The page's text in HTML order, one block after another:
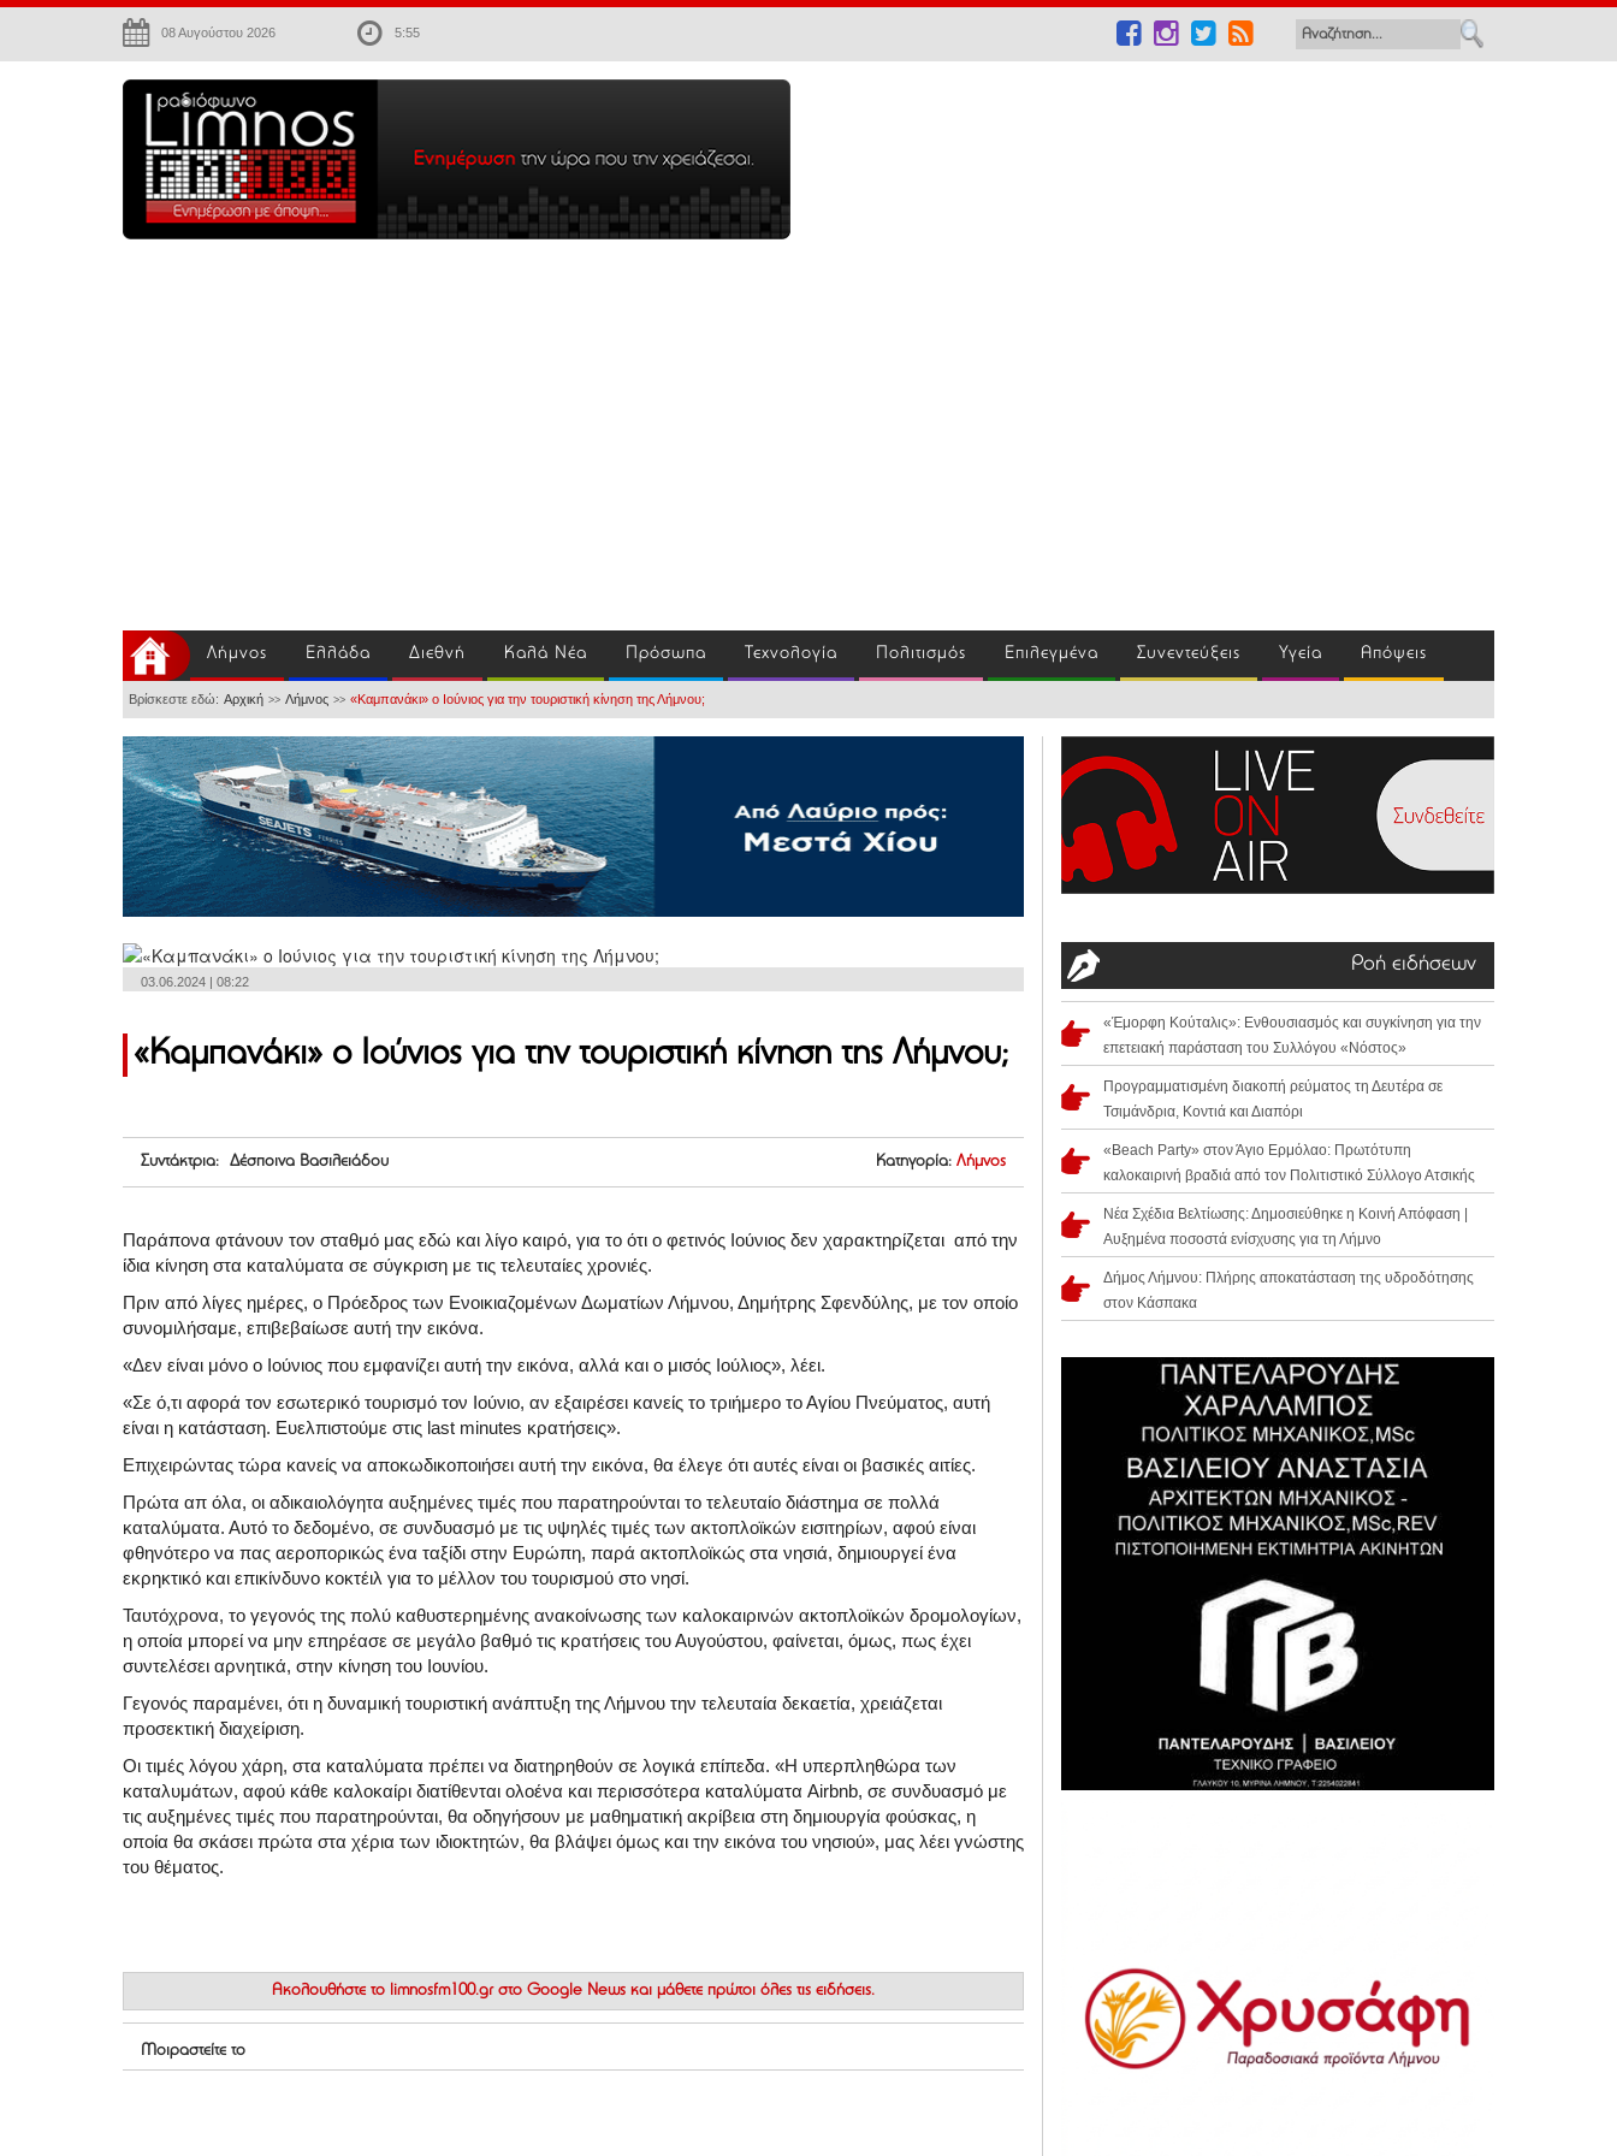
08 Αυγούστου 2026 5:55
Λήμνος Ελλάδα Διεθνή Καλά Νέα Πρόσωπα Τεχνολογία Πολιτισμός Επιλεγμένα Συνεντεύξεις Υγεία Απόψεις
Βρίσκεστε εδώ: Αρχική >> Λήμνος >> «Καμπανάκι» ο Ιούνιος για την τουριστική κίνηση της Λήμνου;
03.06.2024 | 08:22
«Καμπανάκι» ο Ιούνιος για την τουριστική κίνηση της Λήμνου;
Συντάκτρια: Δέσποινα Βασιλειάδου Κατηγορία: Λήμνος
Παράπονα φτάνουν τον σταθμό μας εδώ και λίγο καιρό, για το ότι ο φετινός Ιούνιος δεν χαρακτηρίζεται από την
ίδια κίνηση στα καταλύματα σε σύγκριση με τις τελευταίες χρονιές.
Πριν από λίγες ημέρες, ο Πρόεδρος των Ενοικιαζομένων Δωματίων Λήμνου, Δημήτρης Σφενδύλης, με τον οποίο
συνομιλήσαμε, επιβεβαίωσε αυτή την εικόνα.
«Δεν είναι μόνο ο Ιούνιος που εμφανίζει αυτή την εικόνα, αλλά και ο μισός Ιούλιος», λέει.
«Σε ό,τι αφορά τον εσωτερικό τουρισμό τον Ιούνιο, αν εξαιρέσει κανείς το τριήμερο το Αγίου Πνεύματος, αυτή
είναι η κατάσταση. Ευελπιστούμε στις last minutes κρατήσεις».
Επιχειρώντας τώρα κανείς να αποκωδικοποιήσει αυτή την εικόνα, θα έλεγε ότι αυτές είναι οι βασικές αιτίες.
Πρώτα απ όλα, οι αδικαιολόγητα αυξημένες τιμές που παρατηρούνται το τελευταίο διάστημα σε πολλά
καταλύματα. Αυτό το δεδομένο, σε συνδυασμό με τις υψηλές τιμές των ακτοπλοϊκών εισιτηρίων, αφού είναι
φθηνότερο να πας αεροπορικώς ένα ταξίδι στην Ευρώπη, παρά ακτοπλοϊκώς στα νησιά, δημιουργεί ένα
εκρηκτικό και επικίνδυνο κοκτέιλ για το μέλλον του τουρισμού στο νησί.
Ταυτόχρονα, το γεγονός της πολύ καθυστερημένης ανακοίνωσης των καλοκαιρινών ακτοπλοϊκών δρομολογίων,
η οποία μπορεί να μην επηρέασε σε μεγάλο βαθμό τις κρατήσεις του Αυγούστου, φαίνεται, όμως, πως έχει
συντελέσει αρνητικά, στην κίνηση του Ιουνίου.
Γεγονός παραμένει, ότι η δυναμική τουριστική ανάπτυξη της Λήμνου την τελευταία δεκαετία, χρειάζεται
προσεκτική διαχείριση.
Οι τιμές λόγου χάρη, στα καταλύματα πρέπει να διατηρηθούν σε λογικά επίπεδα. «Η υπερπληθώρα των
καταλυμάτων, αφού κάθε καλοκαίρι διατίθενται ολοένα και περισσότερα καταλύματα Airbnb, σε συνδυασμό με
τις αυξημένες τιμές που παρατηρούνται, θα οδηγήσουν με μαθηματική ακρίβεια στη δημιουργία φούσκας, η
οποία θα σκάσει πρώτα στα χέρια των ιδιοκτητών, θα βλάψει όμως και την εικόνα του νησιού», μας λέει γνώστης
του θέματος.
Ακολουθήστε το limnosfm100.gr στο Google News και μάθετε πρώτοι όλες τις ειδήσεις.
Μοιραστείτε το
Ροή ειδήσεων
«Έμορφη Κούταλις»: Ενθουσιασμός και συγκίνηση για την
επετειακή παράσταση του Συλλόγου «Νόστος»
Προγραμματισμένη διακοπή ρεύματος τη Δευτέρα σε
Τσιμάνδρια, Κοντιά και Διαπόρι
«Beach Party» στον Άγιο Ερμόλαο: Πρωτότυπη
καλοκαιρινή βραδιά από τον Πολιτιστικό Σύλλογο Ατσικής
Νέα Σχέδια Βελτίωσης: Δημοσιεύθηκε η Κοινή Απόφαση |
Αυξημένα ποσοστά ενίσχυσης για τη Λήμνο
Δήμος Λήμνου: Πλήρης αποκατάσταση της υδροδότησης
στον Κάσπακα